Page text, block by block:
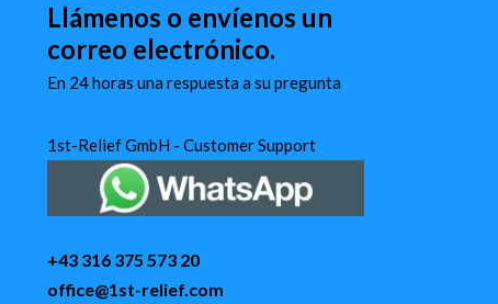
Llámenos o envíenos un
correo electrónico.
En 24 horas una respuesta a su pregunta
1st-Relief GmbH - Customer Support
+43 316 375 573 20
office@1st-relief.com